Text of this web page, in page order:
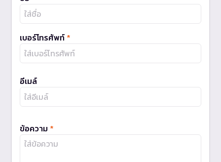
เบอร์โทรศัพท์ *
อีเมล์
ข้อความ *